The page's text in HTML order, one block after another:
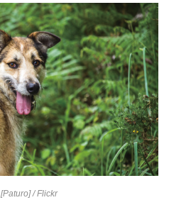
[Paturo] / Flickr